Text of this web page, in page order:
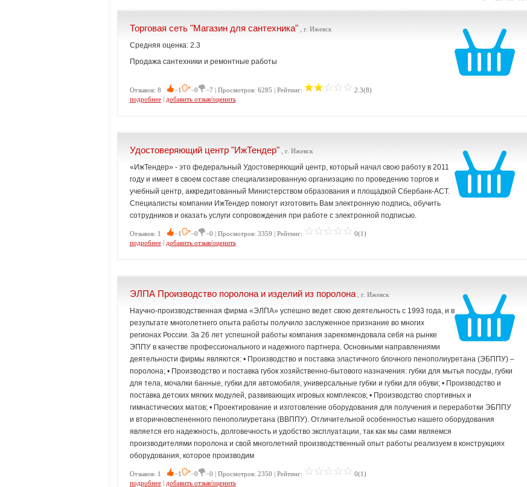
Торговая сеть "Магазин для сантехника", г. Ижевск
Средняя оценка: 2.3
Продажа сантехники и ремонтные работы
Отзывов: 8 −1 −0 −7 | Просмотров: 6285 | Рейтинг:
2.3(8)
подробнее| добавить отзыв/оценить
Удостоверяющий центр "ИжТендер", г. Ижевск
«ИжТендер» - это федеральный Удостоверяющий центр, который начал свою работу в 2011
году и имеет в своем составе специализированную организацию по проведению торгов и
учебный центр, аккредитованный Министерством образования и площадкой Сбербанк-АСТ.
Специалисты компании ИжТендер помогут изготовить Вам электронную подпись, обучить
сотрудников и оказать услуги сопровождения при работе с электронной подписью.
Отзывов: 1 −1 −0 −0 | Просмотров: 3359 | Рейтинг:
0(1)
подробнее| добавить отзыв/оценить
ЭЛПА Производство поролона и изделий из поролона, г. Ижевск
Научно-производственная фирма «ЭЛПА» успешно ведет свою деятельность с 1993 года, и в
результате многолетнего опыта работы получило заслуженное признание во многих
регионах России. За 26 лет успешной работы компания зарекомендовала себя на рынке
ЭППУ в качестве профессионального и надежного партнера. Основными направлениями
деятельности фирмы являются: • Производство и поставка эластичного блочного пенополиуретана (ЭБППУ) –
поролона; • Производство и поставка губок хозяйственно-бытового назначения: губки для мытья посуды, губки
для тела, мочалки банные, губки для автомобиля, универсальные губки и губки для обуви; • Производство и
поставка детских мягких модулей, развивающих игровых комплексов; • Производство спортивных и
гимнастических матов; • Проектирование и изготовление оборудования для получения и переработки ЭБППУ
и вторичновспененного пенополиуретана (ВВППУ). Отличительной особенностью нашего оборудования
является его надежность, долговечность и удобство эксплуатации, так как мы сами являемся
производителями поролона и свой многолетний производственный опыт работы реализуем в конструкциях
оборудования, которое производим
Отзывов: 1 −1 −0 −0 | Просмотров: 2350 | Рейтинг:
0(1)
подробнее| добавить отзыв/оценить